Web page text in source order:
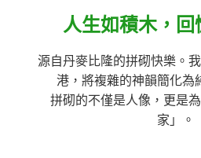
人生如積木，回
源自丹麥比隆的拼砌快樂。
港，將複雜的神韻簡化為
拼砌的不僅是人像，更是
家」。